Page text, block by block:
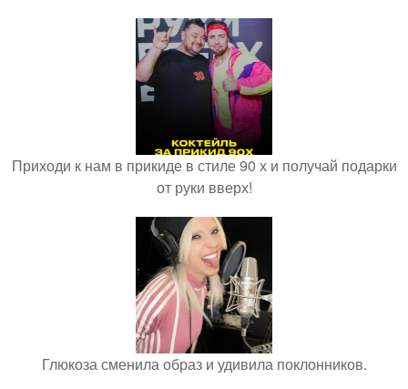
Приходи к нам в прикиде в стиле 90 х и получай подарки
от руки вверх!
Глюкоза сменила образ и удивила поклонников.